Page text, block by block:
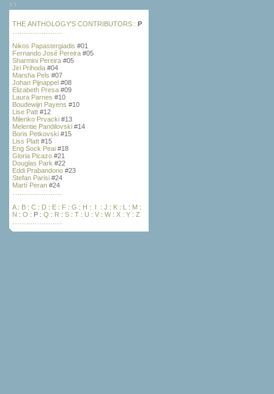
THE ANTHOLOGY'S CONTRIBUTORS : P
Nikos Papastergiadis #01
Fernando José Pereira #05
Sharmini Pereira #05
Jiri Prihoda #04
Marsha Pels #07
Johan Pijnappel #08
Elizabeth Presa #09
Laura Parnes #10
Boudewijn Payens #10
Lise Patt #12
Milenko Prvacki #13
Melentie Pandilovski #14
Boris Petkovski #15
Liss Platt #15
Eng Sock Peai #18
Gloria Picazo #21
Douglas Park #22
Eddi Prabandono #23
Stefan Parisi #24
Martí Peran #24
A: B : C : D : E : F : G : H : I : J : K : L : M :
N : O : P : Q : R : S : T : U : V : W: X : Y : Z